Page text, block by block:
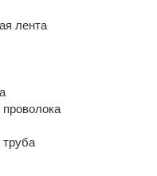
лента